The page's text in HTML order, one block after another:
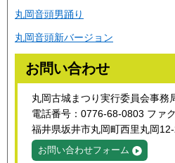
丸岡音頭男踊り
丸岡音頭新バージョン
お問い合わせ
丸岡古城まつり実行委員会事務
電話番号：0776-68-0803 ファ
福井県坂井市丸岡町西里丸岡
お問い合わせフォーム